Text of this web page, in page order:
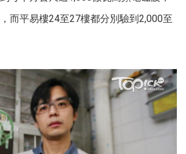
而平易樓24至27樓都分別驗到2,000至